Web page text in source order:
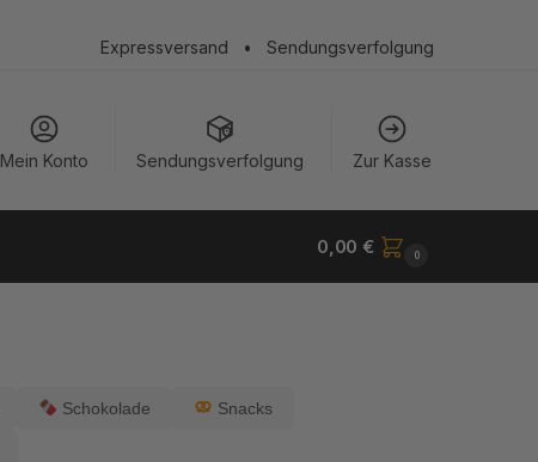
Expressversand • Sendungsverfolgung
Mein Konto Sendungsverfolgung Zur Kasse
0,00 € 0
Schokolade Snacks